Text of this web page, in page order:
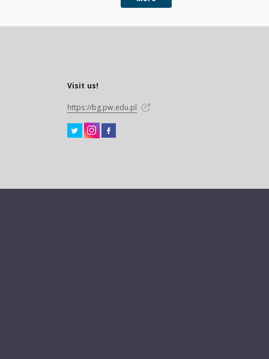
Visit us!
https://bg.pw.edu.pl